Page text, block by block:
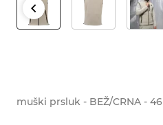
muški prsluk - BEŽ/CRNA - 46